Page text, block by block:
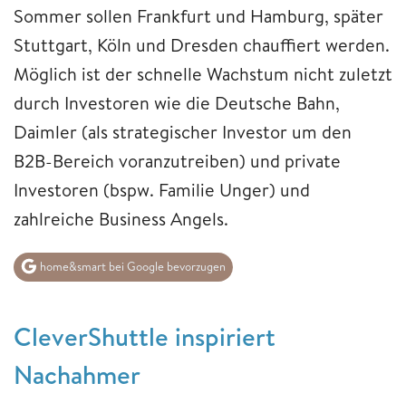
Sommer sollen Frankfurt und Hamburg, später
Stuttgart, Köln und Dresden chauffiert werden.
Möglich ist der schnelle Wachstum nicht zuletzt
durch Investoren wie die Deutsche Bahn,
Daimler (als strategischer Investor um den
B2B-Bereich voranzutreiben) und private
Investoren (bspw. Familie Unger) und
zahlreiche Business Angels.
home&smart bei Google bevorzugen
CleverShuttle inspiriert
Nachahmer